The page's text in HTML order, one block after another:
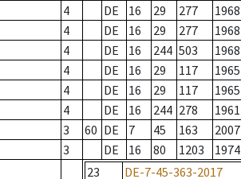
4 DE 16 29 277
1968
4 DE 16 29 277
1968
4 DE 16 244 503
1968
4 DE 16 29 117
1965
4 DE 16 29 117
1965
4 DE 16 244 278
1961
3 60 DE 7 45 163
2007
3 DE 16 80 1203 1974
23
DE-7-45-363-2017